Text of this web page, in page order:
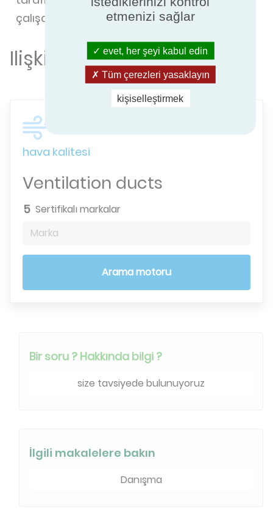
çalışacaktır.
Ilişkili teknik içgörü
hava kalitesi
Ventilation ducts
5 Sertifikalı markalar
Marka
Arama motoru
Bir soru ? Hakkında bilgi ?
size tavsiyede bulunuyoruz
İlgili makalelere bakın
Danışma
etmenizi sağlar
evet, her şeyi kabul edin
Tüm çerezleri yasaklayın
kişiselleştirmek